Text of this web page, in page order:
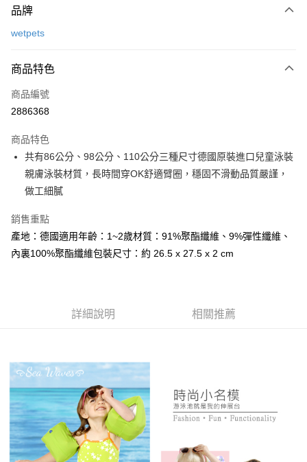
台灣樂天信用卡公司
玉山商業銀行
台灣樂天信用卡公司
相關說明
1.本服務由台灣大哥大提供，台灣大哥大用戶可立即使用無須另外申請。
流程，驗證手機門號後，選擇欲分期的期數、繳款截止日，確認付款後即完
3.實際核准額度、可分期數及費用金額請依後續交易確認頁面所載為準。
消。如遇「轉專審核」未通過狀況，表示未達大哥付你分期系統評分，恕無
法說明評估內容。
【繳款方式說明】
1.分期款項不併入電信帳單，「大哥付你分期」於每月結算日後寄送繳費提
醒簡訊。
帳／街口支付／iPASS MONEY」等通路繳費。
【注意事項】
1.本服務係由「台灣大哥大股份有限公司」（以下簡稱本公司）所提供，讓
由本公司與您本人進行分期帳單所需資料之確認、核對及更正。
AFTEE先享後付
【關於「AFTEE先享後付」】
AFTEE先享後付是「在收到商品之後才付款」的支付方式。 讓您購物簡單
１．簡單：不需註冊會員、不需綁卡、不需儲值。
３．安心：先確認商品／服務後，再付款。
【「AFTEE先享後付」結帳流程】
１．於結帳方式選擇「AFTEE先享後付」後，將跳轉至「AFTEE先享後付」
２．訂單成立數日內，您將收到繳費通知簡訊。
３．收到繳費通知簡訊後14天內，點擊此簡訊中的連結，可透過四大超商／
ATM／網路銀行／等多元方式進行付款，方視為交易完成。
※ 請注意：結帳手續完成當下不需立刻繳費，但若您需要取消訂單，請聯絡
是否繳費成功／繳費後需取消欲退款等相關疑問，請聯繫「AFTEE先享後付
客戶支援中心」https://netprotections.freshdesk.com/support/home
易，需依本服務之必要範圍內提供個人資料，並將交易相關給付款項請求債
權轉讓予恩沛科技股份有限公司。
２．關於個人資料處理事宜，請瀏覽以下網址：
https://aftee.tw/terms/#terms3
３．未成年的使用者請事先徵得法定代理人或監護人之同意方可使用
「AFTEE先享後付」，若未經同意申辦者引起之損失，本公司不負相關責
任。
４．使用「AFTEE先享後付」時，將依據個別帳號之用戶狀況，依本公司即
ATM付款
運送方式
全家取貨付款
每筆NT$60，滿NT$1,000(含以上)免運費
7-11取貨付款
每筆NT$60，滿NT$1,000(含以上)免運費
品牌
wetpets
商品特色
商品編號
2886368
商品特色
共有86公分、98公分、110公分三種尺寸德國原裝進口兒童泳裝
親膚泳裝材質，長時間穿OK舒適臂圈，穩固不滑動品質嚴謹，
做工細膩
銷售重點
產地：德國適用年齡：1~2歲材質：91%聚酯纖維、9%彈性纖維、
內裏100%聚酯纖維包裝尺寸：約 26.5 x 27.5 x 2 cm
詳細說明 相關推薦